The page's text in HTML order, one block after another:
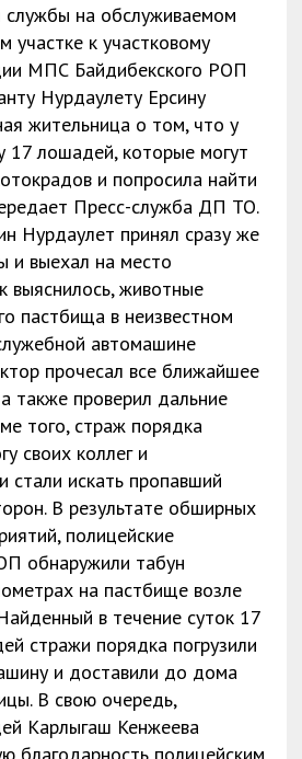
службы на обслуживаемом
участке к участковому
МПС Байдибекского РОП
Нурдаулету Ерсину
жительница о том, что у
17 лошадей, которые могут
и попросила найти
Пресс-служба ДП ТО.
Нурдаулет принял сразу же
и выехал на место
выяснилось, животные
пастбища в неизвестном
автомашине
прочесал все ближайшее
также проверил дальние
того, страж порядка
своих коллег и
стали искать пропавший
В результате обширных
полицейские
обнаружили табун
на пастбище возле
в течение суток 17
стражи порядка погрузили
и доставили до дома
В свою очередь,
Карлыгаш Кенжеева
благодарность полицейским